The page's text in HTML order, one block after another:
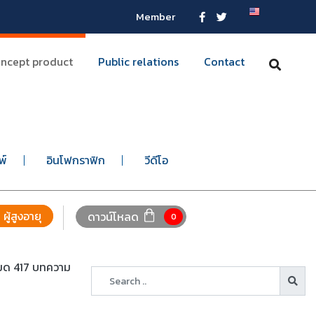
อินโฟกราฟิก วีดีโอ
ผู้สูงอายุ ดาวน์โหลด 0
Member
product Public relations Contact
417 บทความ